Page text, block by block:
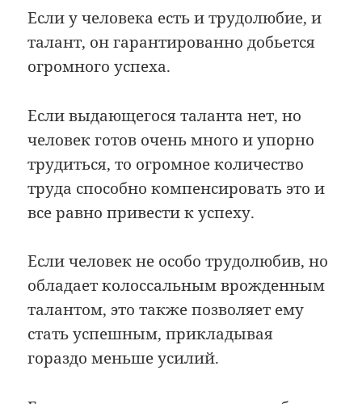
Если у человека есть и трудолюбие, и
талант, он гарантированно добьется
огромного успеха.
Если выдающегося таланта нет, но
человек готов очень много и упорно
трудиться, то огромное количество
труда способно компенсировать это и
все равно привести к успеху.
Если человек не особо трудолюбив, но
обладает колоссальным врожденным
талантом, это также позволяет ему
стать успешным, прикладывая
гораздо меньше усилий.